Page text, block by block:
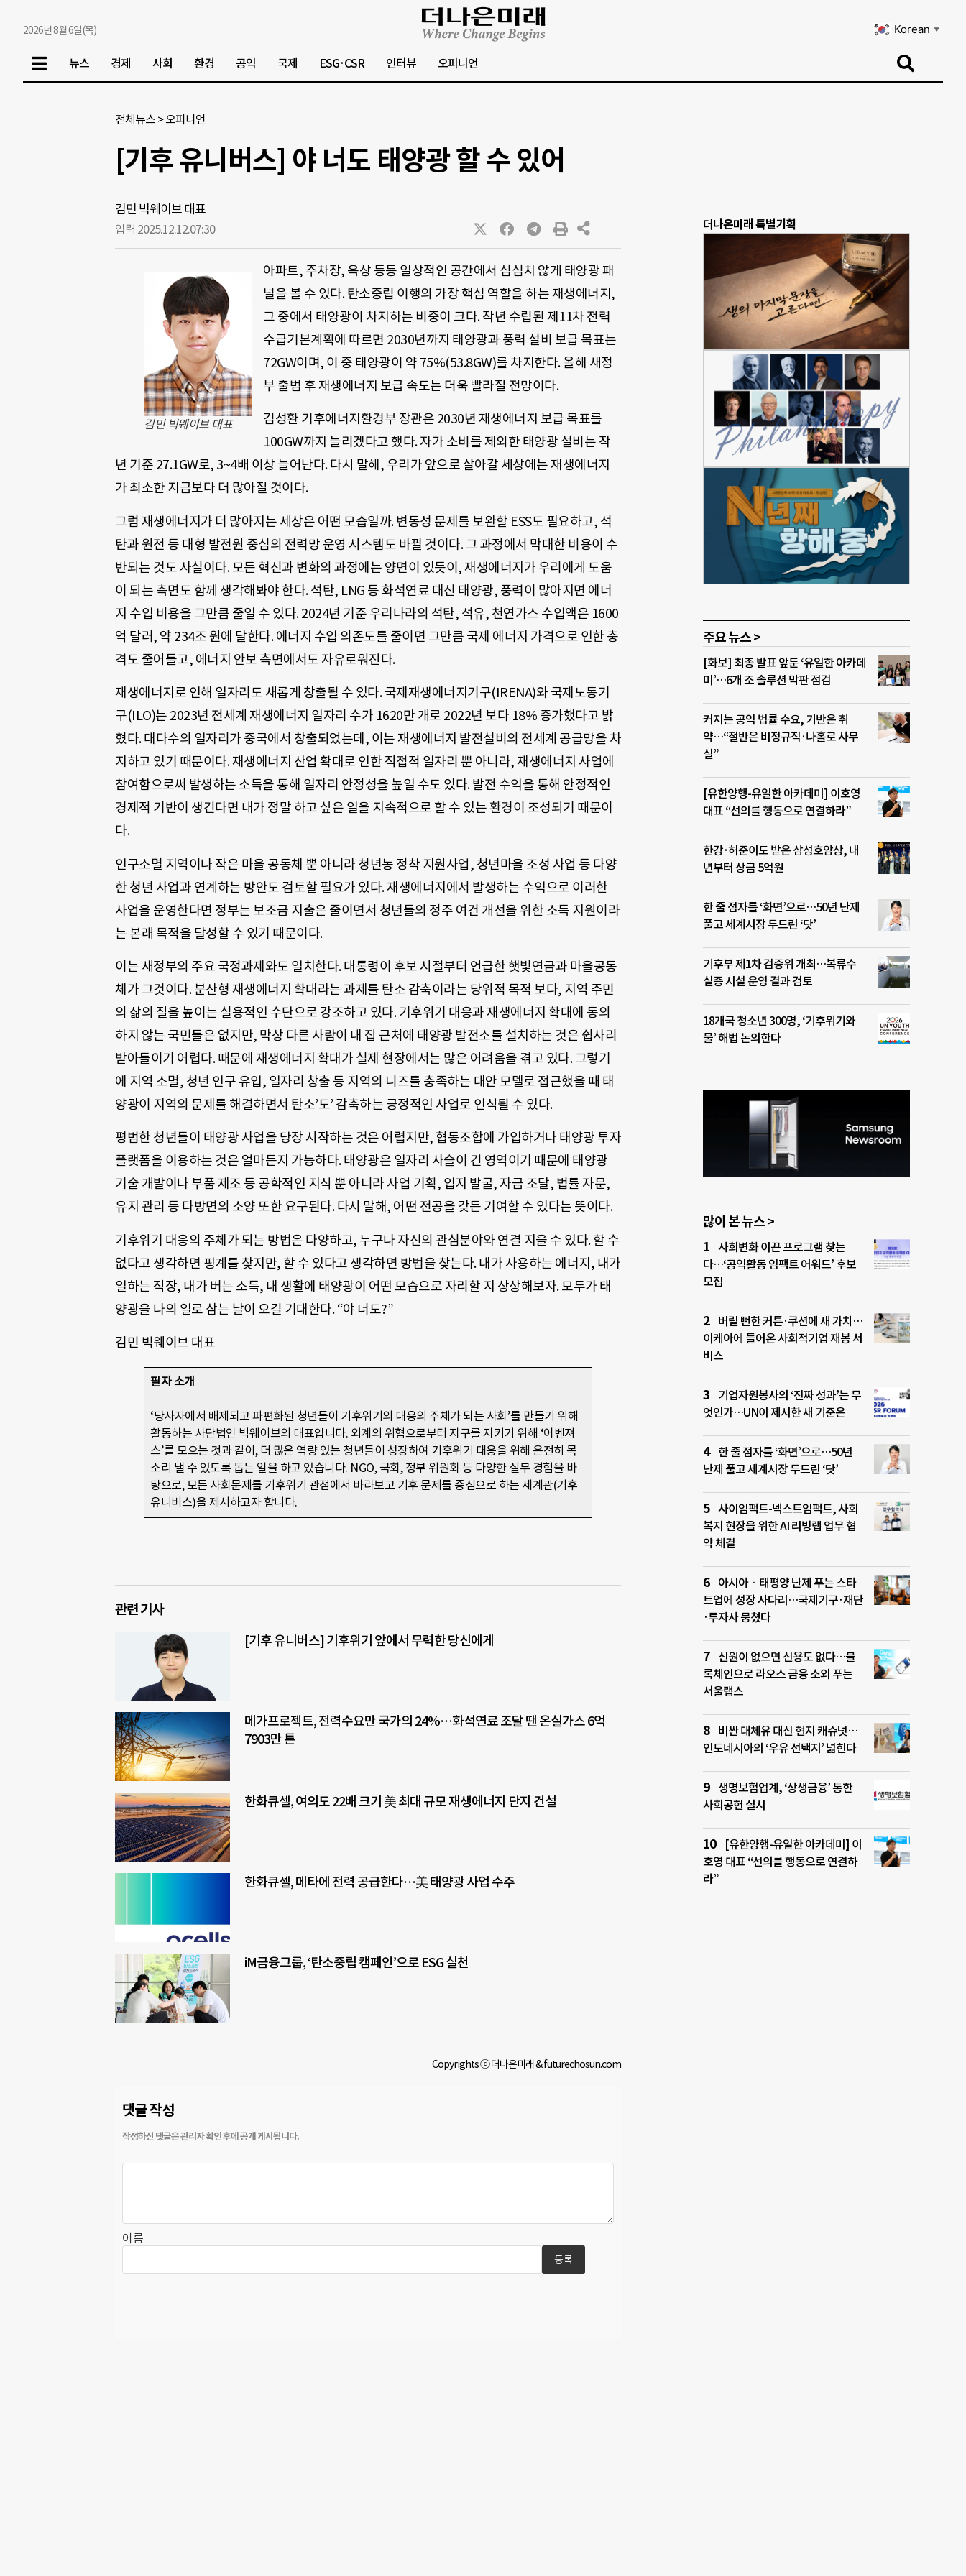
2026년 8월 6일(목) Korean ▼
뉴스 경제 사회 환경 공익 국제 ESG·CSR 인터뷰 오피니언
전체뉴스 >오피니언
[기후 유니버스] 야 너도 태양광 할 수 있어
김민 빅웨이브 대표
입력 2025.12.12.07:30
김민 빅웨이브 대표
아파트, 주차장, 옥상 등등 일상적인 공간에서 심심치 않게 태양광 패
널을 볼 수 있다. 탄소중립 이행의 가장 핵심 역할을 하는 재생에너지,
그 중에서 태양광이 차지하는 비중이 크다. 작년 수립된 제11차 전력
수급기본계획에 따르면 2030년까지 태양광과 풍력 설비 보급 목표는
72GW이며, 이 중 태양광이 약 75%(53.8GW)를 차지한다. 올해 새정
부 출범 후 재생에너지 보급 속도는 더욱 빨라질 전망이다.
김성환 기후에너지환경부 장관은 2030년 재생에너지 보급 목표를
100GW까지 늘리겠다고 했다. 자가 소비를 제외한 태양광 설비는 작
년 기준 27.1GW로, 3~4배 이상 늘어난다. 다시 말해, 우리가 앞으로 살아갈 세상에는 재생에너지
가 최소한 지금보다 더 많아질 것이다.
그럼 재생에너지가 더 많아지는 세상은 어떤 모습일까. 변동성 문제를 보완할 ESS도 필요하고, 석
탄과 원전 등 대형 발전원 중심의 전력망 운영 시스템도 바뀔 것이다. 그 과정에서 막대한 비용이 수
반되는 것도 사실이다. 모든 혁신과 변화의 과정에는 양면이 있듯이, 재생에너지가 우리에게 도움
이 되는 측면도 함께 생각해봐야 한다. 석탄, LNG 등 화석연료 대신 태양광, 풍력이 많아지면 에너
지 수입 비용을 그만큼 줄일 수 있다. 2024년 기준 우리나라의 석탄, 석유, 천연가스 수입액은 1600
억 달러, 약 234조 원에 달한다. 에너지 수입 의존도를 줄이면 그만큼 국제 에너지 가격으로 인한 충
격도 줄어들고, 에너지 안보 측면에서도 자유로워진다.
재생에너지로 인해 일자리도 새롭게 창출될 수 있다. 국제재생에너지기구(IRENA)와 국제노동기
구(ILO)는 2023년 전세계 재생에너지 일자리 수가 1620만 개로 2022년 보다 18% 증가했다고 밝
혔다. 대다수의 일자리가 중국에서 창출되었는데, 이는 재생에너지 발전설비의 전세계 공급망을 차
지하고 있기 때문이다. 재생에너지 산업 확대로 인한 직접적 일자리 뿐 아니라, 재생에너지 사업에
참여함으로써 발생하는 소득을 통해 일자리 안정성을 높일 수도 있다. 발전 수익을 통해 안정적인
경제적 기반이 생긴다면 내가 정말 하고 싶은 일을 지속적으로 할 수 있는 환경이 조성되기 때문이
다.
인구소멸 지역이나 작은 마을 공동체 뿐 아니라 청년농 정착 지원사업, 청년마을 조성 사업 등 다양
한 청년 사업과 연계하는 방안도 검토할 필요가 있다. 재생에너지에서 발생하는 수익으로 이러한
사업을 운영한다면 정부는 보조금 지출은 줄이면서 청년들의 정주 여건 개선을 위한 소득 지원이라
는 본래 목적을 달성할 수 있기 때문이다.
이는 새정부의 주요 국정과제와도 일치한다. 대통령이 후보 시절부터 언급한 햇빛연금과 마을공동
체가 그것이다. 분산형 재생에너지 확대라는 과제를 탄소 감축이라는 당위적 목적 보다, 지역 주민
의 삶의 질을 높이는 실용적인 수단으로 강조하고 있다. 기후위기 대응과 재생에너지 확대에 동의
하지 않는 국민들은 없지만, 막상 다른 사람이 내 집 근처에 태양광 발전소를 설치하는 것은 쉽사리
받아들이기 어렵다. 때문에 재생에너지 확대가 실제 현장에서는 많은 어려움을 겪고 있다. 그렇기
에 지역 소멸, 청년 인구 유입, 일자리 창출 등 지역의 니즈를 충족하는 대안 모델로 접근했을 때 태
양광이 지역의 문제를 해결하면서 탄소’도’ 감축하는 긍정적인 사업로 인식될 수 있다.
평범한 청년들이 태양광 사업을 당장 시작하는 것은 어렵지만, 협동조합에 가입하거나 태양광 투자
플랫폼을 이용하는 것은 얼마든지 가능하다. 태양광은 일자리 사슬이 긴 영역이기 때문에 태양광
기술 개발이나 부품 제조 등 공학적인 지식 뿐 아니라 사업 기획, 입지 발굴, 자금 조달, 법률 자문,
유지 관리 등 다방면의 소양 또한 요구된다. 다시 말해, 어떤 전공을 갖든 기여할 수 있다는 뜻이다.
기후위기 대응의 주체가 되는 방법은 다양하고, 누구나 자신의 관심분야와 연결 지을 수 있다. 할 수
없다고 생각하면 핑계를 찾지만, 할 수 있다고 생각하면 방법을 찾는다. 내가 사용하는 에너지, 내가
일하는 직장, 내가 버는 소득, 내 생활에 태양광이 어떤 모습으로 자리할 지 상상해보자. 모두가 태
양광을 나의 일로 삼는 날이 오길 기대한다. “야 너도?”
김민 빅웨이브 대표
필자 소개
‘당사자에서 배제되고 파편화된 청년들이 기후위기의 대응의 주체가 되는 사회’를 만들기 위해
활동하는 사단법인 빅웨이브의 대표입니다. 외계의 위협으로부터 지구를 지키기 위해 ‘어벤져
스’를 모으는 것과 같이, 더 많은 역량 있는 청년들이 성장하여 기후위기 대응을 위해 온전히 목
소리 낼 수 있도록 돕는 일을 하고 있습니다. NGO, 국회, 정부 위원회 등 다양한 실무 경험을 바
탕으로, 모든 사회문제를 기후위기 관점에서 바라보고 기후 문제를 중심으로 하는 세계관(기후
유니버스)을 제시하고자 합니다.
관련 기사
[기후 유니버스] 기후위기 앞에서 무력한 당신에게
메가프로젝트, 전력수요만 국가의 24%…화석연료 조달 땐 온실가스 6억
7903만 톤
한화큐셀, 여의도 22배 크기 美 최대 규모 재생에너지 단지 건설
한화큐셀, 메타에 전력 공급한다…美 태양광 사업 수주
iM금융그룹, ‘탄소중립 캠페인’으로 ESG 실천
Copyrights ⓒ 더나은미래 & futurechosun.com
댓글 작성
이름
더나은미래 특별기획
주요 뉴스 >
[화보] 최종 발표 앞둔 ‘유일한 아카데
미’…6개 조 솔루션 막판 점검
커지는 공익 법률 수요, 기반은 취
약…“절반은 비정규직·나홀로 사무
실”
[유한양행-유일한 아카데미] 이호영
대표 “선의를 행동으로 연결하라”
한강·허준이도 받은 삼성호암상, 내
년부터 상금 5억원
한 줄 점자를 ‘화면’으로…50년 난제
풀고 세계시장 두드린 ‘닷’
기후부 제1차 검증위 개최…복류수
실증 시설 운영 결과 검토
18개국 청소년 300명, ‘기후위기와
물’ 해법 논의한다
많이 본 뉴스 >
사회변화 이끈 프로그램 찾는
다…‘공익활동 임팩트 어워드’ 후보
모집
버릴 뻔한 커튼·쿠션에 새 가치…
이케아에 들어온 사회적기업 재봉 서
비스
기업자원봉사의 ‘진짜 성과’는 무
엇인가…UN이 제시한 새 기준은
한 줄 점자를 ‘화면’으로…50년
난제 풀고 세계시장 두드린 ‘닷’
사이임팩트-넥스트임팩트, 사회
복지 현장을 위한 AI 리빙랩 업무 협
약 체결
아시아ㆍ태평양 난제 푸는 스타
트업에 성장 사다리…국제기구·재단
·투자사 뭉쳤다
신원이 없으면 신용도 없다…블
록체인으로 라오스 금융 소외 푸는
서울랩스
비싼 대체유 대신 현지 캐슈넛…
인도네시아의 ‘우유 선택지’ 넓힌다
생명보험업계, ‘상생금융’ 통한
사회공헌 실시
[유한양행-유일한 아카데미] 이
호영 대표 “선의를 행동으로 연결하
라”